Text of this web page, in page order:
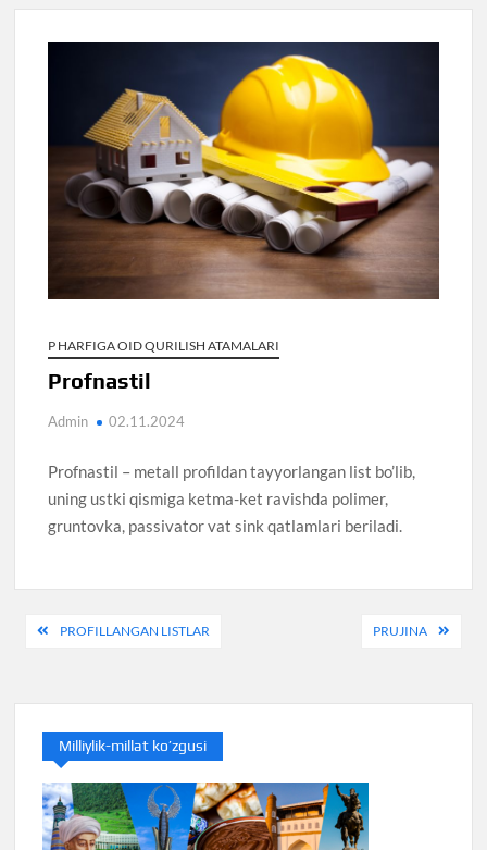
P HARFIGA OID QURILISH ATAMALARI
Profnastil
Admin 02.11.2024
Profnastil – metall profildan tayyorlangan list bo’lib,
uning ustki qismiga ketma-ket ravishda polimer,
gruntovka, passivator vat sink qatlamlari beriladi.
PostPROFILLANGAN LISTLAR PRUJINA
Milliylik-millat ko’zgusi